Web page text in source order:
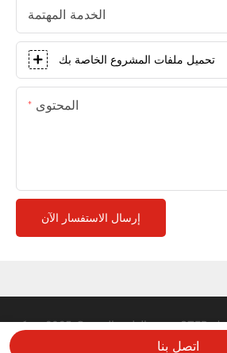
الخدمة المهتمة
تحميل ملفات المشروع الخاصة بك
المحتوى
إرسال الاستفسار الآن
حقوق الطبع والنشر © 2025 شركة STEP لتكنولوجيا المعادن والبلاستيك
خريطة الموقع
اتصل بنا